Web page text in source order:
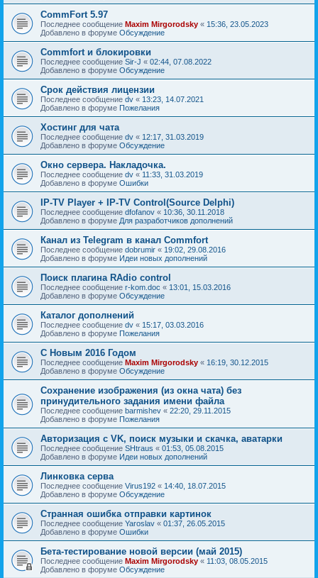
CommFort 5.97
Последнее сообщение Maxim Mirgorodsky « 15:36, 23.05.2023
Добавлено в форуме Обсуждение
Сommfort и блокировки
Последнее сообщение Sir-J « 02:44, 07.08.2022
Добавлено в форуме Обсуждение
Срок действия лицензии
Последнее сообщение dv « 13:23, 14.07.2021
Добавлено в форуме Пожелания
Хостинг для чата
Последнее сообщение dv « 12:17, 31.03.2019
Добавлено в форуме Обсуждение
Окно сервера. Накладочка.
Последнее сообщение dv « 11:33, 31.03.2019
Добавлено в форуме Ошибки
IP-TV Player + IP-TV Control(Source Delphi)
Последнее сообщение dfofanov « 10:36, 30.11.2018
Добавлено в форуме Для разработчиков дополнений
Канал из Telegram в канал Commfort
Последнее сообщение dobrumir « 19:02, 29.08.2016
Добавлено в форуме Идеи новых дополнений
Поиск плагина RAdio control
Последнее сообщение r-kom.doc « 13:01, 15.03.2016
Добавлено в форуме Обсуждение
Каталог дополнений
Последнее сообщение dv « 15:17, 03.03.2016
Добавлено в форуме Пожелания
С Новым 2016 Годом
Последнее сообщение Maxim Mirgorodsky « 16:19, 30.12.2015
Добавлено в форуме Обсуждение
Сохранение изображения (из окна чата) без
принудительного задания имени файла
Последнее сообщение barmishev « 22:20, 29.11.2015
Добавлено в форуме Пожелания
Авторизация с VK, поиск музыки и скачка, аватарки
Последнее сообщение SHtraus « 01:53, 05.08.2015
Добавлено в форуме Идеи новых дополнений
Линковка серва
Последнее сообщение Virus192 « 14:40, 18.07.2015
Добавлено в форуме Обсуждение
Странная ошибка отправки картинок
Последнее сообщение Yaroslav « 01:37, 26.05.2015
Добавлено в форуме Ошибки
Бета-тестирование новой версии (май 2015)
Последнее сообщение Maxim Mirgorodsky « 11:03, 08.05.2015
Добавлено в форуме Обсуждение